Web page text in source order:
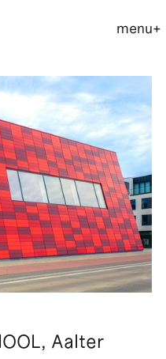
menu+
Aalter